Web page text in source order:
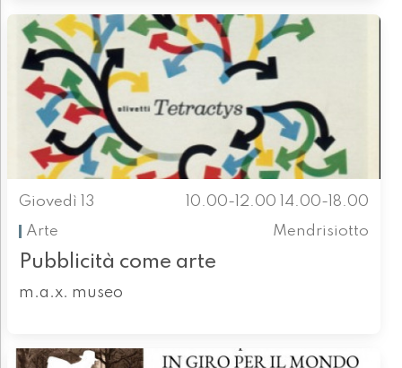
Giovedì 13
10.00-12.00 14.00-18.00
Arte
Mendrisiotto
Pubblicità come arte
m.a.x. museo